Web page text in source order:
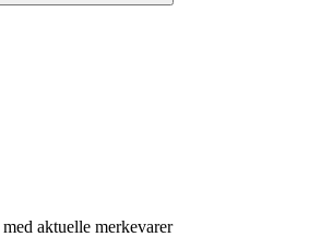
aktuelle merkevarer